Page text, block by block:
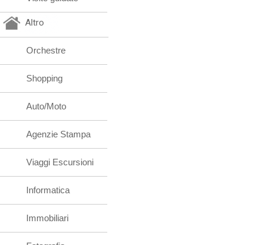
Altro
Orchestre
Shopping
Auto/Moto
Agenzie Stampa
Viaggi Escursioni
Informatica
Immobiliari